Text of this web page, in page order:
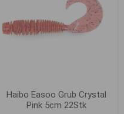
Haibo Easoo Grub Crystal
Pink 5cm 22Stk